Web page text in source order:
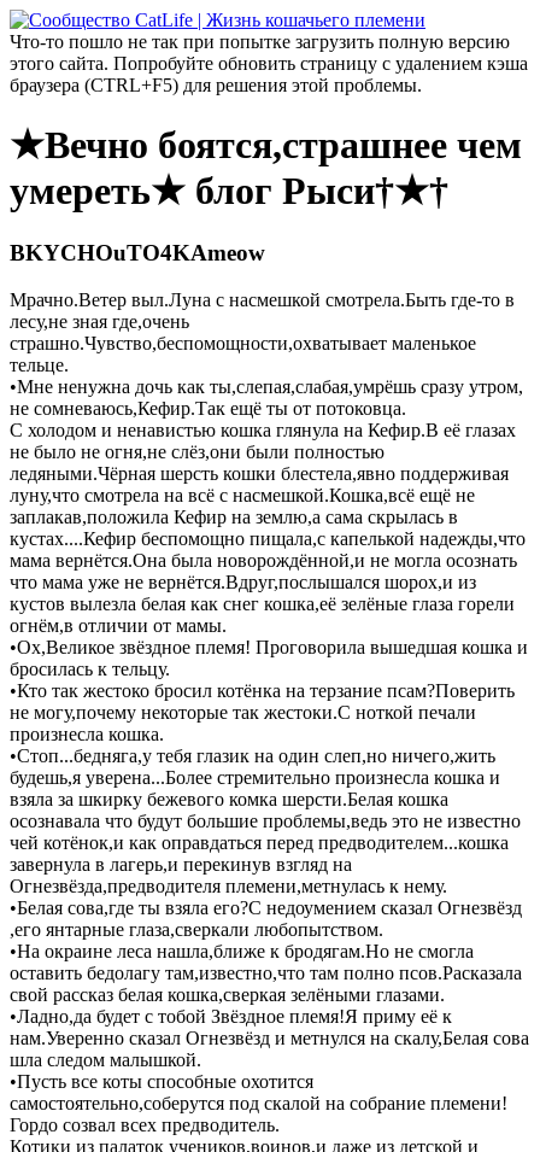
Что-то пошло не так при попытке загрузить полную версию
этого сайта. Попробуйте обновить страницу с удалением кэша
браузера (CTRL+F5) для решения этой проблемы.
★Вечно боятся,страшнее чем
умереть★ блог Рыси†★†
BKYCHOuTO4KAmeow
Мрачно.Ветер выл.Луна с насмешкой смотрела.Быть где-то в
лесу,не зная где,очень
страшно.Чувство,беспомощности,охватывает маленькое
тельце.
•Мне ненужна дочь как ты,слепая,слабая,умрёшь сразу утром,
не сомневаюсь,Кефир.Так ещё ты от потоковца.
С холодом и ненавистью кошка глянула на Кефир.В её глазах
не было не огня,не слёз,они были полностью
ледяными.Чёрная шерсть кошки блестела,явно поддерживая
луну,что смотрела на всё с насмешкой.Кошка,всё ещё не
заплакав,положила Кефир на землю,а сама скрылась в
кустах....Кефир беспомощно пищала,с капелькой надежды,что
мама вернётся.Она была новорождённой,и не могла осознать
что мама уже не вернётся.Вдруг,послышался шорох,и из
кустов вылезла белая как снег кошка,её зелёные глаза горели
огнём,в отличии от мамы.
•Ох,Великое звёздное племя! Проговорила вышедшая кошка и
бросилась к тельцу.
•Кто так жестоко бросил котёнка на терзание псам?Поверить
не могу,почему некоторые так жестоки.С ноткой печали
произнесла кошка.
•Стоп...бедняга,у тебя глазик на один слеп,но ничего,жить
будешь,я уверена...Более стремительно произнесла кошка и
взяла за шкирку бежевого комка шерсти.Белая кошка
осознавала что будут большие проблемы,ведь это не известно
чей котёнок,и как оправдаться перед предводителем...кошка
завернула в лагерь,и перекинув взгляд на
Огнезвёзда,предводителя племени,метнулась к нему.
•Белая сова,где ты взяла его?С недоумением сказал Огнезвёзд
,его янтарные глаза,сверкали любопытством.
•На окраине леса нашла,ближе к бродягам.Но не смогла
оставить бедолагу там,известно,что там полно псов.Расказала
свой рассказ белая кошка,сверкая зелёными глазами.
•Ладно,да будет с тобой Звёздное племя!Я приму её к
нам.Уверенно сказал Огнезвёзд и метнулся на скалу,Белая сова
шла следом малышкой.
•Пусть все коты способные охотится
самостоятельно,соберутся под скалой на собрание племени!
Гордо созвал всех предводитель.
Котики из палаток учеников,воинов,и даже из детской и